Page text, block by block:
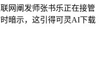
网阐发师张书乐正在接管
暗示，这引得可灵AI下载